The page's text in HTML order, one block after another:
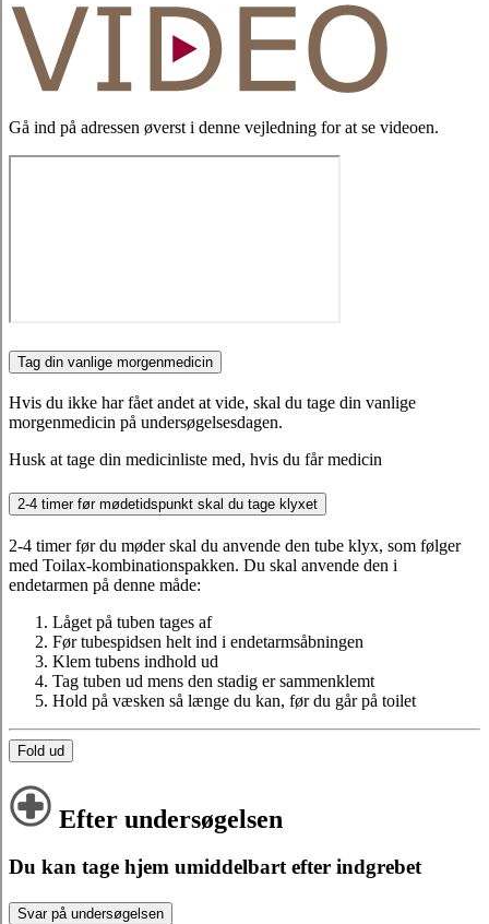
Gå ind på adressen øverst i denne vejledning for at se videoen.
Tag din vanlige morgenmedicin
Hvis du ikke har fået andet at vide, skal du tage din vanlige
morgenmedicin på undersøgelsesdagen.
Husk at tage din medicinliste med, hvis du får medicin
2-4 timer før mødetidspunkt skal du tage klyxet
2-4 timer før du møder skal du anvende den tube klyx, som følger
med Toilax-kombinationspakken. Du skal anvende den i
endetarmen på denne måde:
Låget på tuben tages af
Før tubespidsen helt ind i endetarmsåbningen
Klem tubens indhold ud
Tag tuben ud mens den stadig er sammenklemt
Hold på væsken så længe du kan, før du går på toilet
Fold ud
Efter undersøgelsen
Du kan tage hjem umiddelbart efter indgrebet
Svar på undersøgelsen